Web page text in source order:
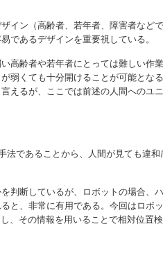
ン（高齢者、若年者、障害者など
であるデザインを重要視している。
齢者や若年者にとっては難しい作
弱くても十分開けることが可能とな
えるが、ここでは前述の人間へのユ
であることから、人間が見ても違
断しているが、ロボットの場合、
と、非常に有用である。今回はロボ
、その情報を用いることで相対位置検